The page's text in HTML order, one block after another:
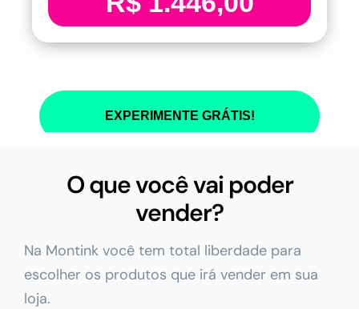
O que você vai poder
vender?
Na Montink você tem total liberdade para
escolher os produtos que irá vender em sua
loja.